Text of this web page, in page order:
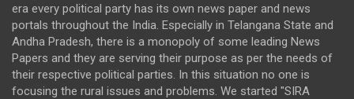
era every political party has its own news paper and news
portals throughout the India. Especially in Telangana State and
Andha Pradesh, there is a monopoly of some leading News
Papers and they are serving their purpose as per the needs of
their respective political parties. In this situation no one is
focusing the rural issues and problems. We started "SIRA